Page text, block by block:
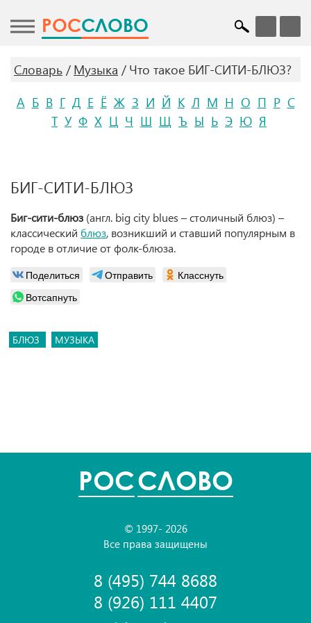
POCСЛОВО
Словарь Музыка
Что такое БИГ-СИТИ-БЛЮЗ?
А Б В Г Д Е Ё Ж З И Й К Л М Н О П Р С
Т У Ф Х Ц Ч Ш Щ Ъ Ы Ь Э Ю Я
БИГ-СИТИ-БЛЮЗ
Биг-сити-блюз (англ. big city blues – столичный блюз) –
классический блюз, возникший и ставший популярным в
городе в отличие от фолк-блюза.
Поделиться Отправить
Класснуть
Вотсапнуть
БЛЮЗ МУЗЫКА
POCСЛОВО
© 1997- 2026
Все права защищены
8 (495) 744 8688
8 (926) 111 4407